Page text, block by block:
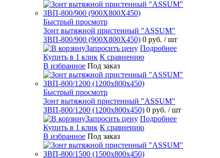
Быстрый просмотр
Зонт вытяжной пристенный "ASSUM"
ЗВП-800/900 (900Х800Х450) 0 руб. / шт
Запросить цену Подробнее
Купить в 1 клик К сравнению
В избранное Под заказ
Быстрый просмотр
Зонт вытяжной пристенный "ASSUM"
ЗВП-800/1200 (1200х800х450) 0 руб. / шт
Запросить цену Подробнее
Купить в 1 клик К сравнению
В избранное Под заказ